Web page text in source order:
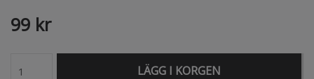
99 kr
LÄGG I KORGEN